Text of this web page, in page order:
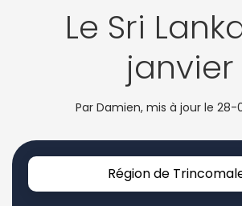
Le Sri
janvier
Par Damien, mis à jour le 28-
Région de